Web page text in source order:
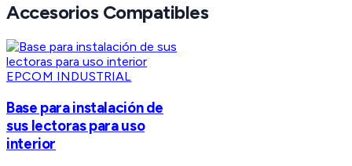
Accesorios Compatibles
EPCOM INDUSTRIAL
Base para instalación de
sus lectoras para uso
interior